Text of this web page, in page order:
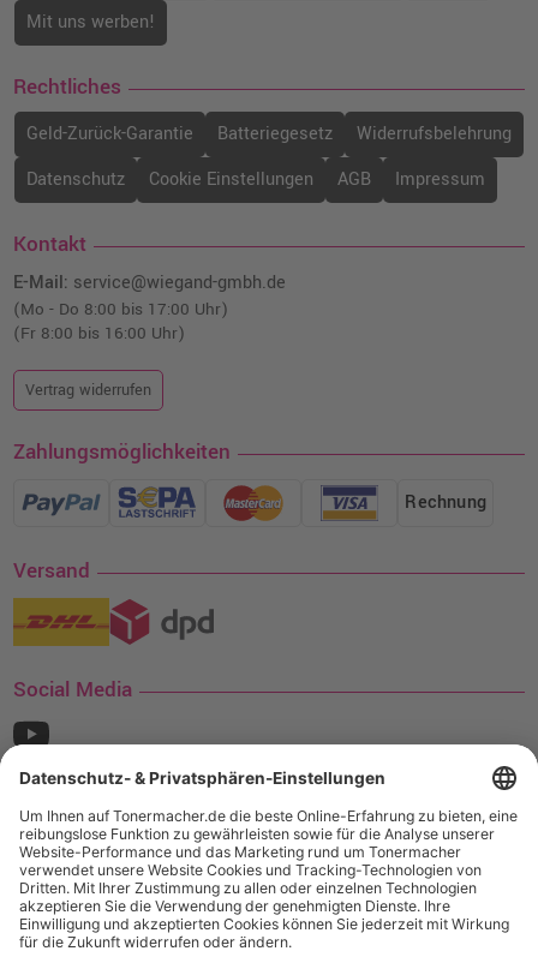
Mit uns werben!
Rechtliches
Geld-Zurück-Garantie Batteriegesetz
Widerrufsbelehrung
Datenschutz
Cookie Einstellungen AGB Impressum
Kontakt
E-Mail: service@wiegand-gmbh.de
(Mo - Do 8:00 bis 17:00 Uhr)
(Fr 8:00 bis 16:00 Uhr)
Vertrag widerrufen
Zahlungsmöglichkeiten
Rechnung
Versand
Social Media
¹ Nur gültig für den Versand innerhalb Deutschlands. Befindet sich ein Warenwert
von mindestens 35€ (inkl. Mwst.) an Ampertec Artikeln in Ihrem Warenkorb, ist der
Versand für Sie kostenfrei.